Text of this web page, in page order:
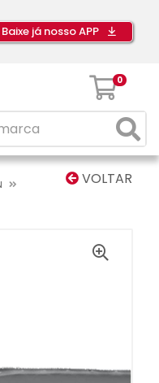
Baixe já nosso APP
0
VOLTAR